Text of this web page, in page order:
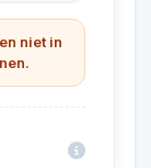
niet in